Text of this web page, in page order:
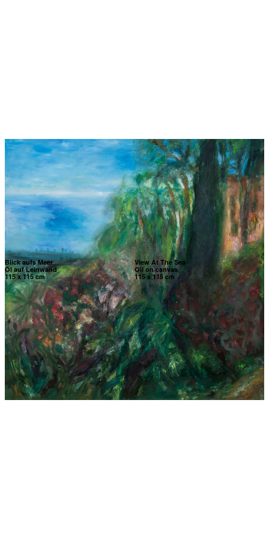
Blick aufs Meer
Öl auf Leinwand
115 x 115 cm
View At The Sea
Oil on canvas
115 x 115 cm